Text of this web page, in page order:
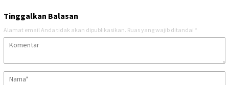
Tinggalkan Balasan
Alamat email Anda tidak akan dipublikasikan. Ruas yang wajib ditandai *